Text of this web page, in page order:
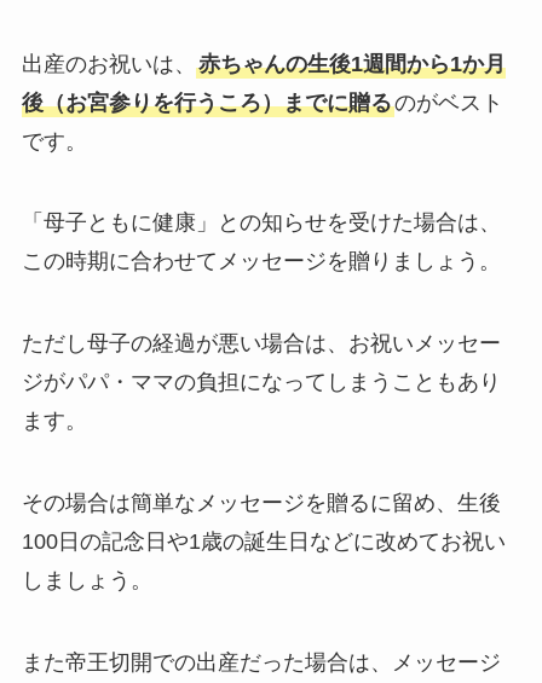
弔電の送り方
電報活用術
お客様の声
出産のお祝いは、 赤ちゃんの生後1週間から1か月
後（お宮参りを行うころ）までに贈るのがベスト
です。
「母子ともに健康」との知らせを受けた場合は、
この時期に合わせてメッセージを贈りましょう。
ただし母子の経過が悪い場合は、お祝いメッセー
ジがパパ・ママの負担になってしまうこともあり
ます。
その場合は簡単なメッセージを贈るに留め、生後
100日の記念日や1歳の誕生日などに改めてお祝い
しましょう。
また帝王切開での出産だった場合は、メッセージ